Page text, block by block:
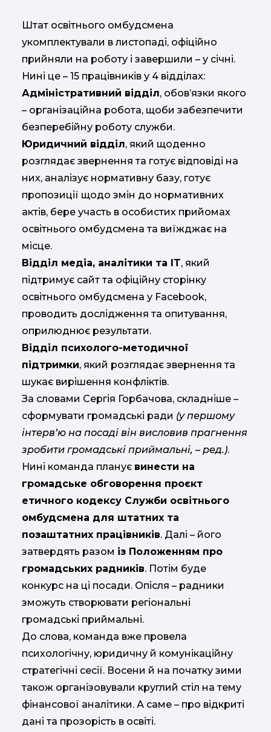
Штат освітнього омбудсмена
укомплектували в листопаді, офіційно
прийняли на роботу і завершили – у січні.
Нині це – 15 працівників у 4 відділах:
Адміністративний відділ, обов’язки якого
– організаційна робота, щоби забезпечити
безперебійну роботу служби.
Юридичний відділ, який щоденно
розглядає звернення та готує відповіді на
них, аналізує нормативну базу, готує
пропозиції щодо змін до нормативних
актів, бере участь в особистих прийомах
освітнього омбудсмена та виїжджає на
місце.
Відділ медіа, аналітики та IT, який
підтримує сайт та офіційну сторінку
освітнього омбудсмена у Facebook,
проводить дослідження та опитування,
оприлюднює результати.
Відділ психолого-методичної
підтримки, який розглядає звернення та
шукає вирішення конфліктів.
За словами Сергія Горбачова, складніше –
сформувати громадські ради (у першому
інтерв’ю на посаді він висловив прагнення
зробити громадські приймальні, – ред.).
Нині команда планує винести на
громадське обговорення проєкт
етичного кодексу Служби освітнього
омбудсмена для штатних та
позаштатних працівників. Далі – його
затвердять разом із Положенням про
громадських радників. Потім буде
конкурс на ці посади. Опісля – радники
зможуть створювати регіональні
громадські приймальні.
До слова, команда вже провела
психологічну, юридичну й комунікаційну
стратегічні сесії. Восени й на початку зими
також організовували круглий стіл на тему
фінансової аналітики. А саме – про відкриті
дані та прозорість в освіті.